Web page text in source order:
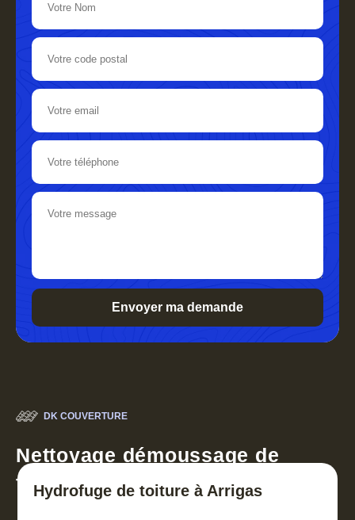
DK COUVERTURE
Nettoyage démoussage de
toiture 30
Hydrofuge de toiture à Arrigas